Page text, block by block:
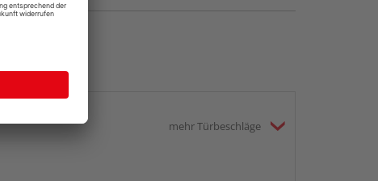
mehr Türbeschläge